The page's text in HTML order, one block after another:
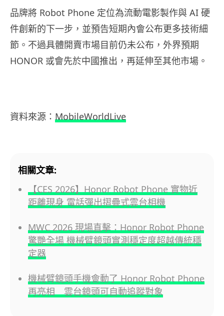
品牌將 Robot Phone 定位為流動電影製作與 AI 硬
件創新的下一步，並預告短期內會公布更多技術細
節。不過具體開賣市場目前仍未公布，外界預期
HONOR 或會先於中國推出，再延伸至其他市場。
資料來源： MobileWorldLive
相關文章:
【CES 2026】Honor Robot Phone 實物近
距離現身 電話彈出摺疊式雲台相機
MWC 2026 現場直擊：Honor Robot Phone
驚艷全場 機械臂鏡頭實測穩定度超越傳統穩
定器
機械臂鏡頭手機會動了 Honor Robot Phone
再亮相 雲台鏡頭可自動追蹤對象